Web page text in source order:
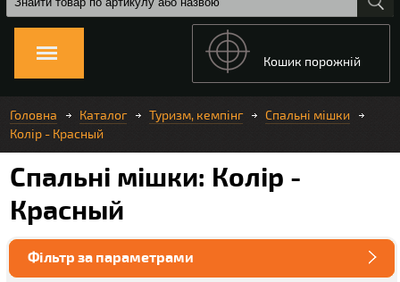
Кошик порожній
Головна Каталог Туризм, кемпінг
Спальні мішки
Колір - Красный
Спальні мішки: Колір -
Красный
Фільтр за параметрами